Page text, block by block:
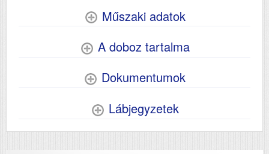
Műszaki adatok
A doboz tartalma
Dokumentumok
Lábjegyzetek